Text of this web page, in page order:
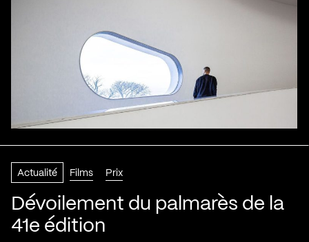
Actualité Films Prix
Dévoilement du palmarès de la
41e édition